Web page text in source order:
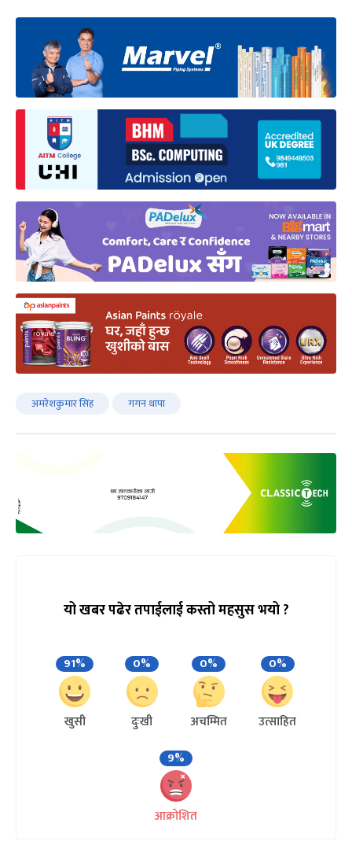
अमरेशकुमार सिंह गगन थापा
यो खबर पढेर तपाईलाई कस्तो महसुस भयो ?
91%
खुसी
0%
दुःखी
0%
अचम्मित
0%
उत्साहित
9%
आक्रोशित